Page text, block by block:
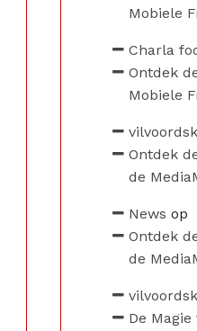
Mobiele
Charla
Ontdek
Mobiele
Ontdek
de
News op
Ontdek
de
De